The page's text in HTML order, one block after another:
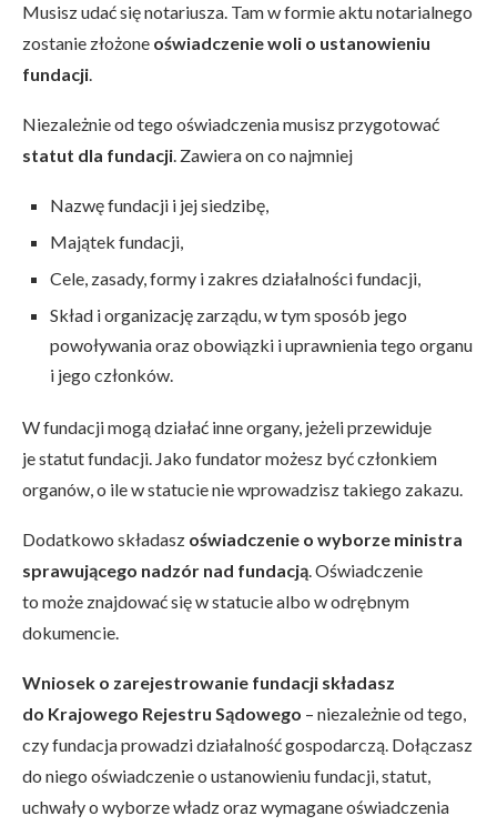
Musisz udać się notariusza. Tam w formie aktu notarialnego
zostanie złożone oświadczenie woli o ustanowieniu
fundacji.
Niezależnie od tego oświadczenia musisz przygotować
statut dla fundacji. Zawiera on co najmniej
Nazwę fundacji i jej siedzibę,
Majątek fundacji,
Cele, zasady, formy i zakres działalności fundacji,
Skład i organizację zarządu, w tym sposób jego
powoływania oraz obowiązki i uprawnienia tego organu
i jego członków.
W fundacji mogą działać inne organy, jeżeli przewiduje
je statut fundacji. Jako fundator możesz być członkiem
organów, o ile w statucie nie wprowadzisz takiego zakazu.
Dodatkowo składasz oświadczenie o wyborze ministra
sprawującego nadzór nad fundacją. Oświadczenie
to może znajdować się w statucie albo w odrębnym
dokumencie.
Wniosek o zarejestrowanie fundacji składasz
do Krajowego Rejestru Sądowego – niezależnie od tego,
czy fundacja prowadzi działalność gospodarczą. Dołączasz
do niego oświadczenie o ustanowieniu fundacji, statut,
uchwały o wyborze władz oraz wymagane oświadczenia